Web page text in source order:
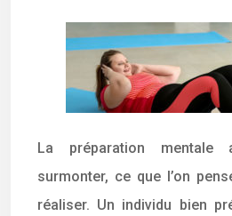
La préparation mentale
surmonter, ce que l’on
réaliser. Un individu bien